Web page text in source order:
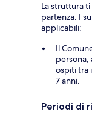
La struttura
partenza. I
applicabili:
Il
persona,
ospiti tra
7 anni.
Periodi di